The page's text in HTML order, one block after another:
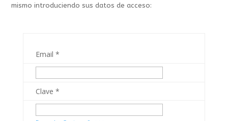
mismo introduciendo sus datos de acceso:
Email *
Clave *